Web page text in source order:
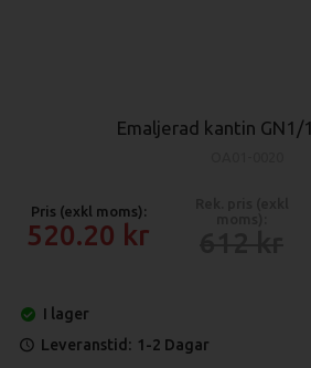
Emaljerad kantin GN1/
Pris (exkl moms):
520.20
I lager
Leveranstid: 1-2 Dagar